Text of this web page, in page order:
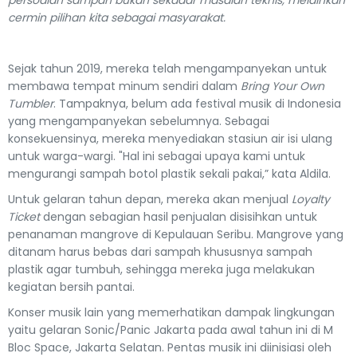
cermin pilihan kita sebagai masyarakat.
Sejak tahun 2019, mereka telah mengampanyekan untuk
membawa tempat minum sendiri dalam Bring Your Own
Tumbler. Tampaknya, belum ada festival musik di Indonesia
yang mengampanyekan sebelumnya. Sebagai
konsekuensinya, mereka menyediakan stasiun air isi ulang
untuk warga-wargi. "Hal ini sebagai upaya kami untuk
mengurangi sampah botol plastik sekali pakai,” kata Aldila.
Untuk gelaran tahun depan, mereka akan menjual Loyalty
Ticketdengan sebagian hasil penjualan disisihkan untuk
penanaman mangrove di Kepulauan Seribu. Mangrove yang
ditanam harus bebas dari sampah khususnya sampah
plastik agar tumbuh, sehingga mereka juga melakukan
kegiatan bersih pantai.
Konser musik lain yang memerhatikan dampak lingkungan
yaitu gelaran Sonic/Panic Jakarta pada awal tahun ini di M
Bloc Space, Jakarta Selatan. Pentas musik ini diinisiasi oleh